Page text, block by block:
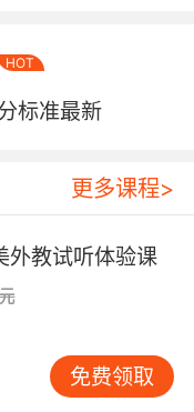
达到基本级别要
展和深化。例
求的内容，还能
计既考虑了教育
应 许多家长也关
应。根据广泛认
年级（一至三年
。小学中高
Movers和Flyers
优秀学生能够进
生活用语，为初
孩子的实际水平
HOT
标准最新
更多课程>
外教试听体验课
免费领取